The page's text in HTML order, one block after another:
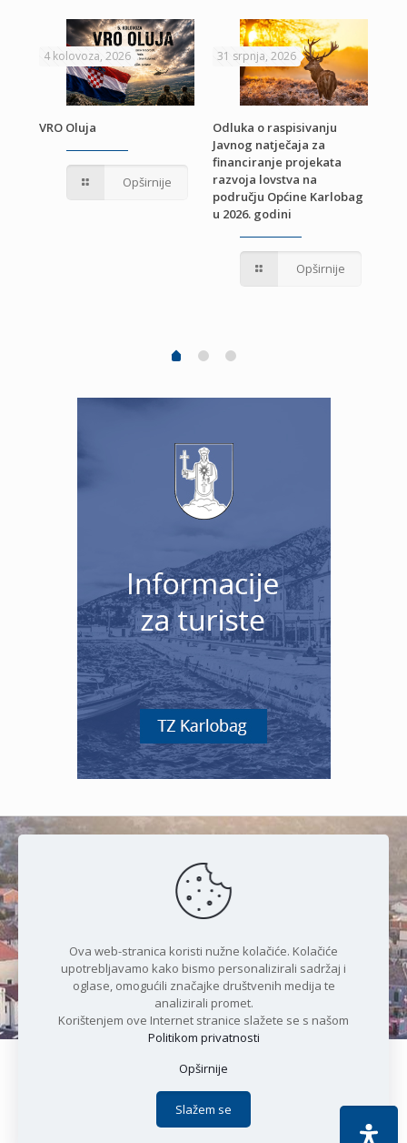
4 kolovoza, 2026
VRO Oluja
Opširnije
31 srpnja, 2026
Odluka o raspisivanju
Javnog natječaja za
financiranje projekata
razvoja lovstva na
području Općine Karlobag
u 2026. godini
Opširnije
Čudesan spoj kristalnog mora i
prirode
Copyright © 2021 Općina Karlobag | Sva prava pridržana |
Politika privatnosti
Apoc IT
Ova web-stranica koristi nužne kolačiće. Kolačiće
upotrebljavamo kako bismo personalizirali sadržaj i
oglase, omogućili značajke društvenih medija te
analizirali promet.
Korištenjem ove Internet stranice slažete se s našom
Politikom privatnosti
Opširnije
Slažem se